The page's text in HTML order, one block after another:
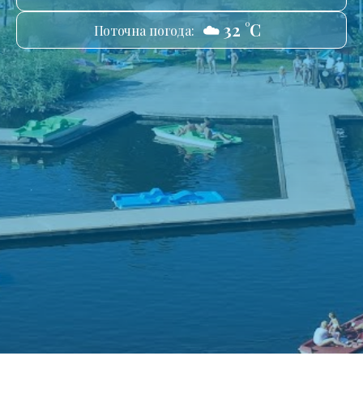
Поточна погода: ☁️ 32 °C